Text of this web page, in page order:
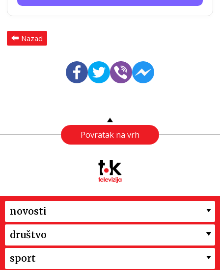
Nazad
Povratak na vrh
novosti
društvo
sport